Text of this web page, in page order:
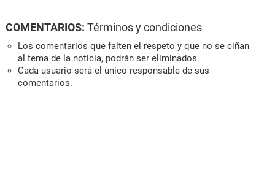
COMENTARIOS: Términos y condiciones
Los comentarios que falten el respeto y que no se ciñan
al tema de la noticia, podrán ser eliminados.
Cada usuario será el único responsable de sus
comentarios.